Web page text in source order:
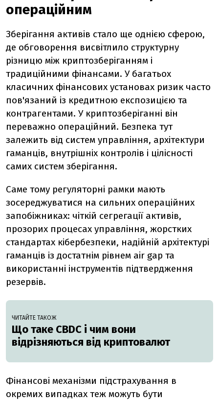
операційним
Зберігання активів стало ще однією сферою,
де обговорення висвітлило структурну
різницю між криптозберіганням і
традиційними фінансами. У багатьох
класичних фінансових установах ризик часто
пов'язаний із кредитною експозицією та
контрагентами. У криптозберіганні він
переважно операційний. Безпека тут
залежить від систем управління, архітектури
гаманців, внутрішніх контролів і цілісності
самих систем зберігання.
Саме тому регуляторні рамки мають
зосереджуватися на сильних операційних
запобіжниках: чіткій сегрегації активів,
прозорих процесах управління, жорстких
стандартах кібербезпеки, надійній архітектурі
гаманців із достатнім рівнем air gap та
використанні інструментів підтвердження
резервів.
ЧИТАЙТЕ ТАКОЖ
Що таке CBDC і чим вони
відрізняються від криптовалют
Фінансові механізми підстрахування в
окремих випадках теж можуть бути